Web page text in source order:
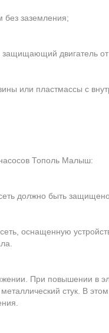
без заземления;
двигатель от
или пластмассы с
Тополь Малыш:
должно быть
оснащенную
При повышении в
стук. В